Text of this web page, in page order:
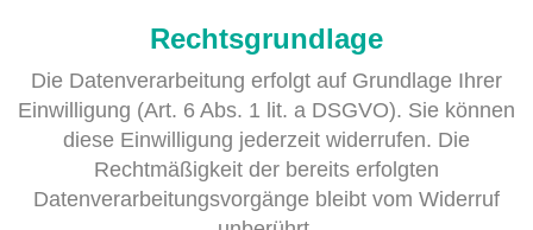
Rechtsgrundlage
Die Datenverarbeitung erfolgt auf Grundlage Ihrer
Einwilligung (Art. 6 Abs. 1 lit. a DSGVO). Sie können
diese Einwilligung jederzeit widerrufen. Die
Rechtmäßigkeit der bereits erfolgten
Datenverarbeitungsvorgänge bleibt vom Widerruf